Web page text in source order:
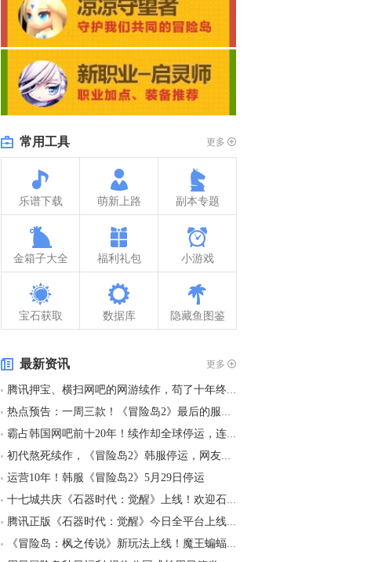
常用工具 更多
乐谱下载 萌新上路 副本专题
金箱子大全 福利礼包 小游戏
宝石获取 数据库 隐藏鱼图鉴
最新资讯 更多
运营10年！韩服《冒险岛2》5月29日停运